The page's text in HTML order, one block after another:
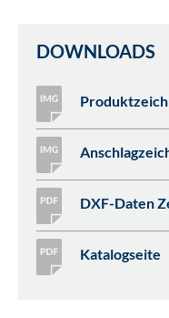
DOWNLOADS
DXF-Daten
Katalogseite